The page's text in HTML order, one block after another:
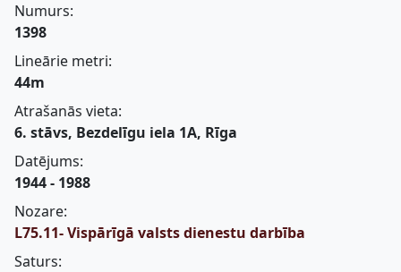
Numurs:
1398
Lineārie metri:
44m
Atrašanās vieta:
6. stāvs, Bezdelīgu iela 1A, Rīga
Datējums:
1944 - 1988
Nozare:
L75.11- Vispārīgā valsts dienestu darbība
Saturs: